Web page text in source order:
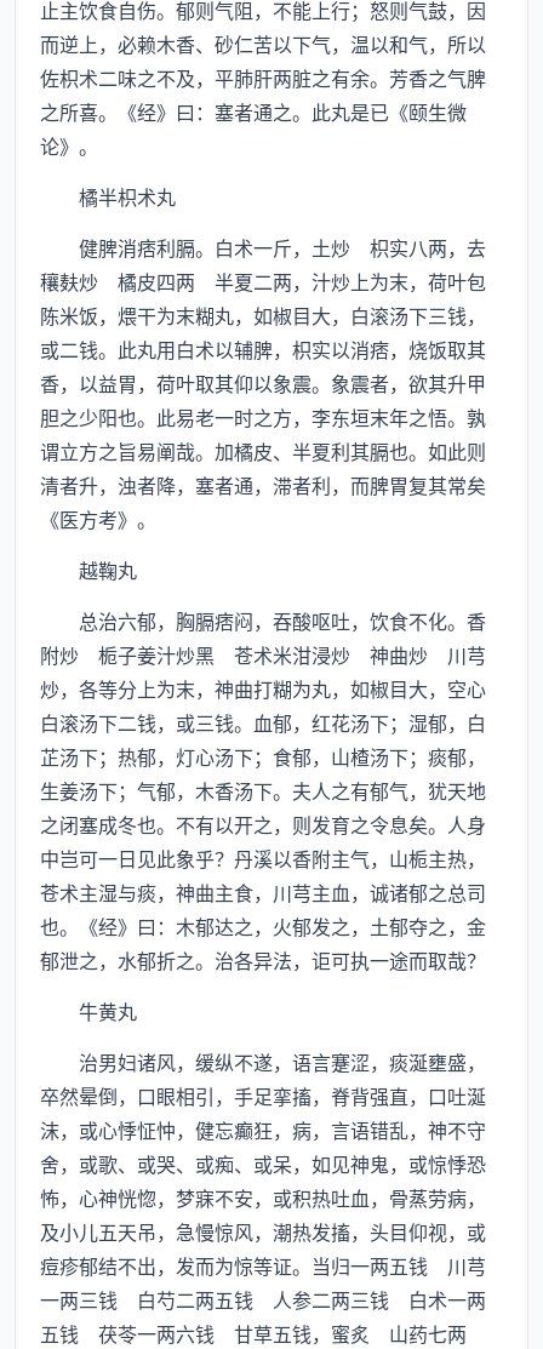
止主饮食自伤。郁则气阻，不能上行；怒则气鼓，因
而逆上，必赖木香、砂仁苦以下气，温以和气，所以
佐枳术二味之不及，平肺肝两脏之有余。芳香之气脾
之所喜。《经》曰：塞者通之。此丸是已《颐生微
论》。
橘半枳术丸
健脾消痞利膈。白术一斤，土炒 枳实八两，去
穰麸炒 橘皮四两 半夏二两，汁炒上为末，荷叶包
陈米饭，煨干为末糊丸，如椒目大，白滚汤下三钱，
或二钱。此丸用白术以辅脾，枳实以消痞，烧饭取其
香，以益胃，荷叶取其仰以象震。象震者，欲其升甲
胆之少阳也。此易老一时之方，李东垣末年之悟。孰
谓立方之旨易阐哉。加橘皮、半夏利其膈也。如此则
清者升，浊者降，塞者通，滞者利，而脾胃复其常矣
《医方考》。
越鞠丸
总治六郁，胸膈痞闷，吞酸呕吐，饮食不化。香
附炒 栀子姜汁炒黑 苍术米泔浸炒 神曲炒 川芎
炒，各等分上为末，神曲打糊为丸，如椒目大，空心
白滚汤下二钱，或三钱。血郁，红花汤下；湿郁，白
芷汤下；热郁，灯心汤下；食郁，山楂汤下；痰郁，
生姜汤下；气郁，木香汤下。夫人之有郁气，犹天地
之闭塞成冬也。不有以开之，则发育之令息矣。人身
中岂可一日见此象乎？丹溪以香附主气，山栀主热，
苍术主湿与痰，神曲主食，川芎主血，诚诸郁之总司
也。《经》曰：木郁达之，火郁发之，土郁夺之，金
郁泄之，水郁折之。治各异法，讵可执一途而取哉？
牛黄丸
治男妇诸风，缓纵不遂，语言蹇涩，痰涎壅盛，
卒然晕倒，口眼相引，手足挛搐，脊背强直，口吐涎
沫，或心悸怔忡，健忘癫狂，病，言语错乱，神不守
舍，或歌、或哭、或痴、或呆，如见神鬼，或惊悸恐
怖，心神恍惚，梦寐不安，或积热吐血，骨蒸劳病，
及小儿五天吊，急慢惊风，潮热发搐，头目仰视，或
痘疹郁结不出，发而为惊等证。当归一两五钱 川芎
一两三钱 白芍二两五钱 人参二两三钱 白术一两
五钱 茯苓一两六钱 甘草五钱，蜜炙 山药七两